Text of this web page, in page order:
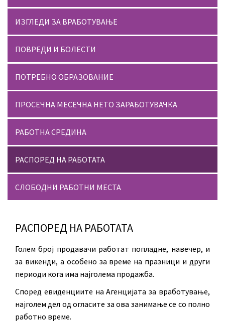
ИЗГЛЕДИ ЗА ВРАБОТУВАЊЕ
ПОВРЕДИ И БОЛЕСТИ
ПОТРЕБНО ОБРАЗОВАНИЕ
ПРОСЕЧНА МЕСЕЧНА НЕТО ЗАРАБОТУВАЧКА
РАБОТНА СРЕДИНА
РАСПОРЕД НА РАБОТАТА
СЛОБОДНИ РАБОТНИ МЕСТА
РАСПОРЕД НА РАБОТАТА
Голем број продавачи работат попладне, навечер, и
за викенди, а особено за време на празници и други
периоди кога има најголема продажба.
Според евиденциите на Агенцијата за вработување,
најголем дел од огласите за ова занимање се со полно
работно време.